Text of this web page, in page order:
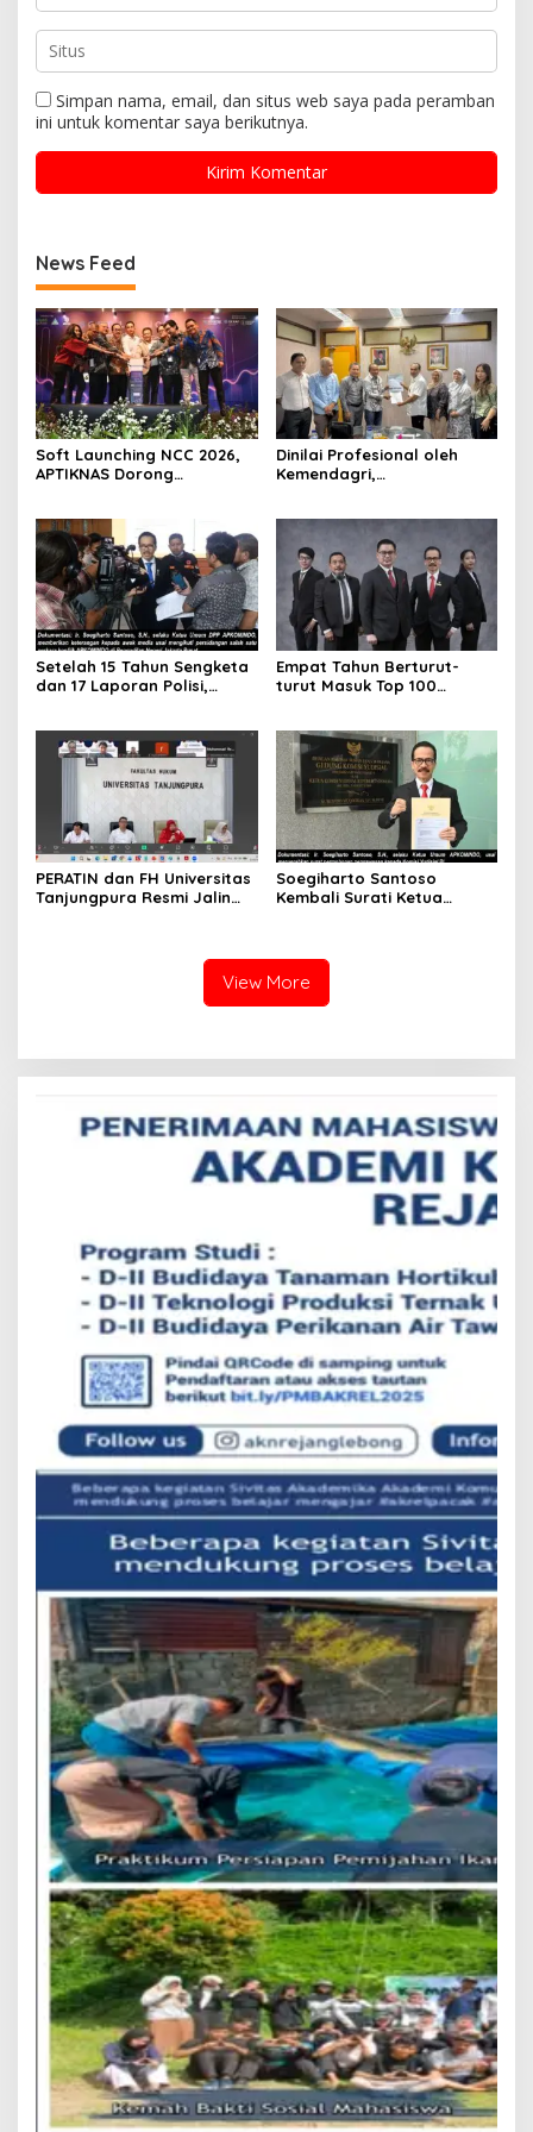
Simpan nama, email, dan situs web saya pada peramban
ini untuk komentar saya berikutnya.
News Feed
Soft Launching NCC 2026,
APTIKNAS Dorong
Digital Indonesia
Dinilai Profesional oleh
Kemendagri,
Pemerintah Daerah
Setelah 15 Tahun Sengketa
dan 17 Laporan Polisi,
Perkara Kasasi Nomor 431
K/TUN/2026
Empat Tahun Berturut-
turut Masuk Top 100
Perkuat Peran sebagai
Mitra Strategis Dunia
Usaha
PERATIN dan FH Universitas
Tanjungpura Resmi Jalin
Soegiharto Santoso
Kembali Surati Ketua
adanya 16 LP Perkara
APKOMINDO
View More